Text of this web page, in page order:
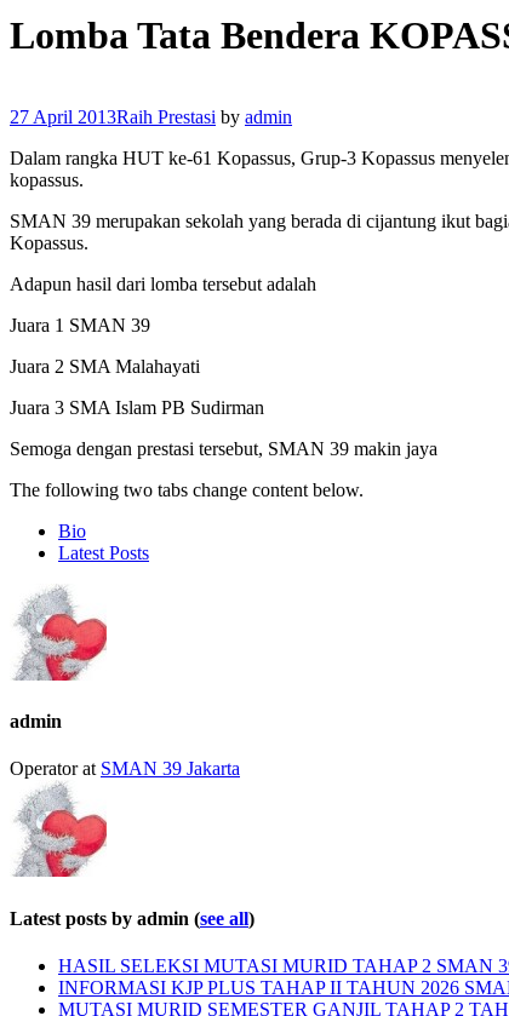
Lomba Tata Bendera
27 April 2013Raih Prestasi by admin
Dalam rangka HUT ke-61 Kopassus, Grup-3 Kopassus
kopassus.
SMAN 39 merupakan sekolah yang berada di cijantung ikut
Kopassus.
Adapun hasil dari lomba tersebut adalah
Juara 1 SMAN 39
Juara 2 SMA Malahayati
Juara 3 SMA Islam PB Sudirman
Semoga dengan prestasi tersebut, SMAN 39 makin jaya
The following two tabs change content below.
Bio
Latest Posts
admin
Operatorat SMAN 39 Jakarta
Latest posts by admin (see all)
HASIL SELEKSI MUTASI MURID TAHAP 2 SMAN
INFORMASI KJP PLUS TAHAP II TAHUN 2026
MUTASI MURID SEMESTER GANJIL TAHAP 2